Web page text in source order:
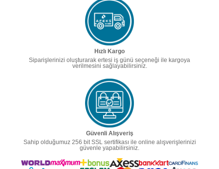
Hızlı Kargo
Siparişlerinizi oluşturarak ertesi iş günü seçeneği ile kargoya
verilmesini sağlayabilirsiniz.
Güvenli Alışveriş
Sahip olduğumuz 256 bit SSL sertifikası ile online alışverişlerinizi
güvenle yapabilirsiniz.